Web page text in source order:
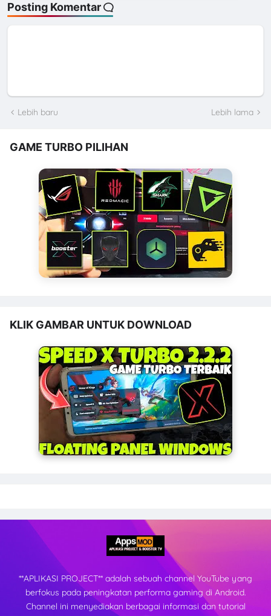
Posting Komentar
Lebih baru Lebih lama
GAME TURBO PILIHAN
KLIK GAMBAR UNTUK DOWNLOAD
**APLIKASI PROJECT** adalah sebuah channel YouTube yang
berfokus pada peningkatan performa gaming di Android.
Channel ini menyediakan berbagai informasi dan tutorial